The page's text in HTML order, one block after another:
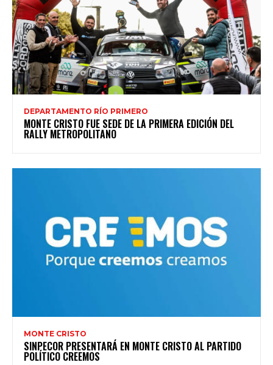
DEPARTAMENTO RÍO PRIMERO
MONTE CRISTO FUE SEDE DE LA PRIMERA EDICIÓN DEL
RALLY METROPOLITANO
MONTE CRISTO
SINPECOR PRESENTARÁ EN MONTE CRISTO AL PARTIDO
POLÍTICO CREEMOS